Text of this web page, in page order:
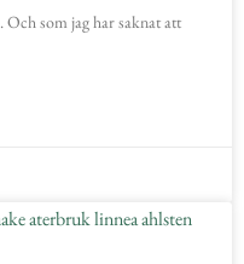
Och som jag har saknat att